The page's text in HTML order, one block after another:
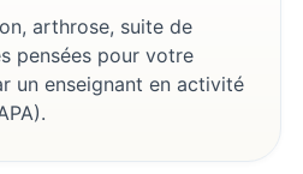
arthrose, suite de
pensées pour votre
un enseignant en activité